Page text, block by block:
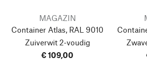
MAGAZIN
Container Atlas, RAL 9010
Zuiverwit2-voudig
€ 109,00